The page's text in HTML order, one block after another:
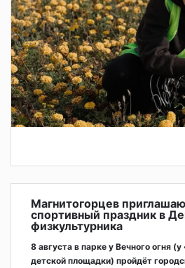
Магнитогорцев
спортивный праздник в
физкультурника
8 августа в парке у Вечного огня
детской площадки) пройдёт